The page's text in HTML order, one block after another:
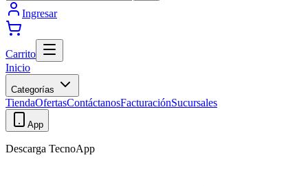
Ingresar
Carrito
Inicio
Categorías
TiendaOfertasContáctanosFacturaciónSucursales
App
Descarga TecnoApp